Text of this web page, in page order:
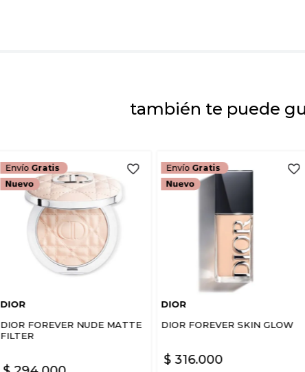
también te puede
Envío Gratis
DIOR
DIOR FOREVER NUDE MATTE
FILTER
Envío Gratis
DIOR
DIOR FOREVER SKIN GLOW
$ 316.000